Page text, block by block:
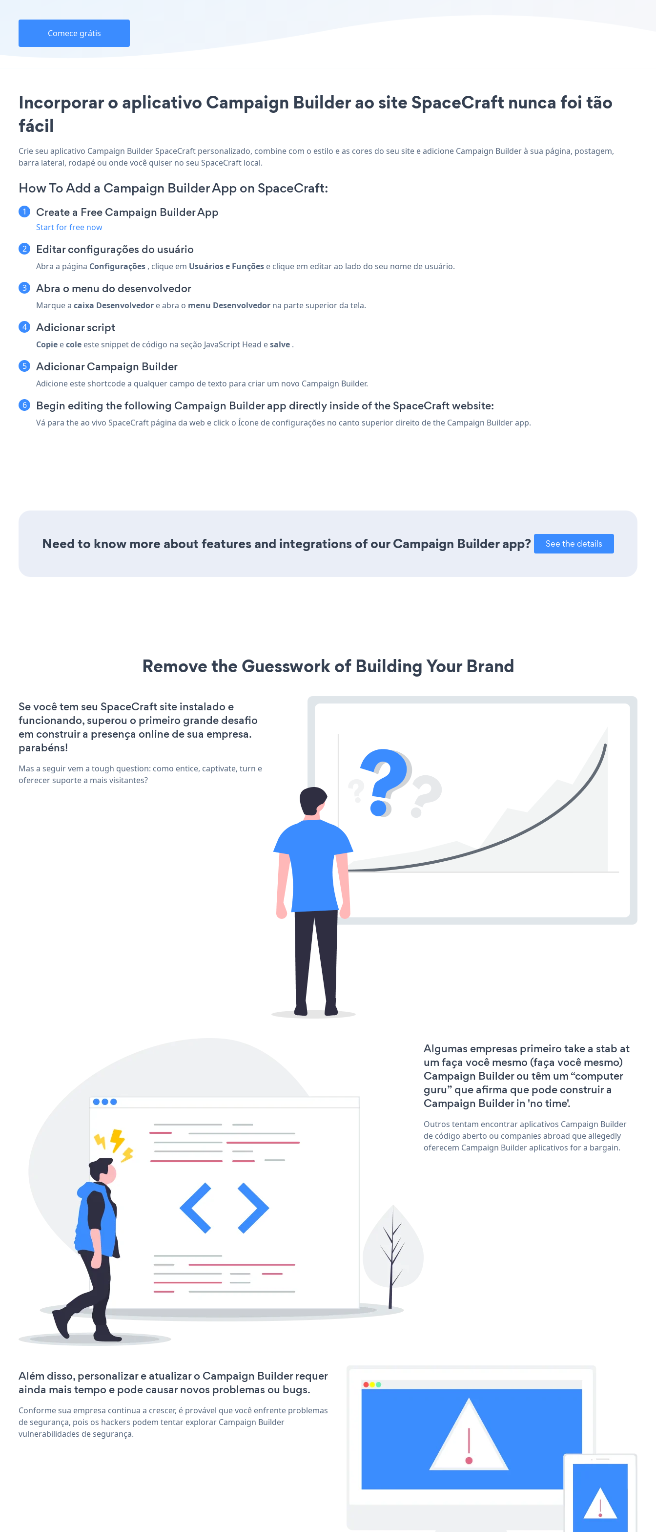
Comece grátis
Incorporar o aplicativo Campaign Builder ao site SpaceCraft nunca foi tão
fácil
Crie seu aplicativo Campaign Builder SpaceCraft personalizado, combine com o estilo e as cores do seu site e adicione Campaign Builder à sua página, postagem,
barra lateral, rodapé ou onde você quiser no seu SpaceCraft local.
How To Add a Campaign Builder App on SpaceCraft:
Create a Free Campaign Builder App
Start for free now
Editar configurações do usuário
Abra a página Configurações , clique em Usuários e Funções e clique em editar ao lado do seu nome de usuário.
Abra o menu do desenvolvedor
Marque a caixa Desenvolvedor e abra o menu Desenvolvedor na parte superior da tela.
Adicionar script
Copie ecole este snippet de código na seção JavaScript Head esalve .
Adicionar Campaign Builder
Adicione este shortcode a qualquer campo de texto para criar um novo Campaign Builder.
Begin editing the following Campaign Builder app directly inside of the SpaceCraft website:
Vá para the ao vivo SpaceCraft página da web e click o Ícone de configurações no canto superior direito de the Campaign Builder app.
Need to know more about features and integrations of our Campaign Builder app? See the details
Remove the Guesswork of Building Your Brand
Se você tem seu SpaceCraft site instalado e
funcionando, superou o primeiro grande desafio
em construir a presença online de sua empresa.
parabéns!
Mas a seguir vem a tough question: como entice, captivate, turn e
oferecer suporte a mais visitantes?
Algumas empresas primeiro take a stab at
um faça você mesmo (faça você mesmo)
Campaign Builder ou têm um “computer
guru” que afirma que pode construir a
Campaign Builder in 'no time'.
Outros tentam encontrar aplicativos Campaign Builder
de código aberto ou companies abroad que allegedly
oferecem Campaign Builder aplicativos for a bargain.
Além disso, personalizar e atualizar o Campaign Builder requer
ainda mais tempo e pode causar novos problemas ou bugs.
Conforme sua empresa continua a crescer, é provável que você enfrente problemas
de segurança, pois os hackers podem tentar explorar Campaign Builder
vulnerabilidades de segurança.